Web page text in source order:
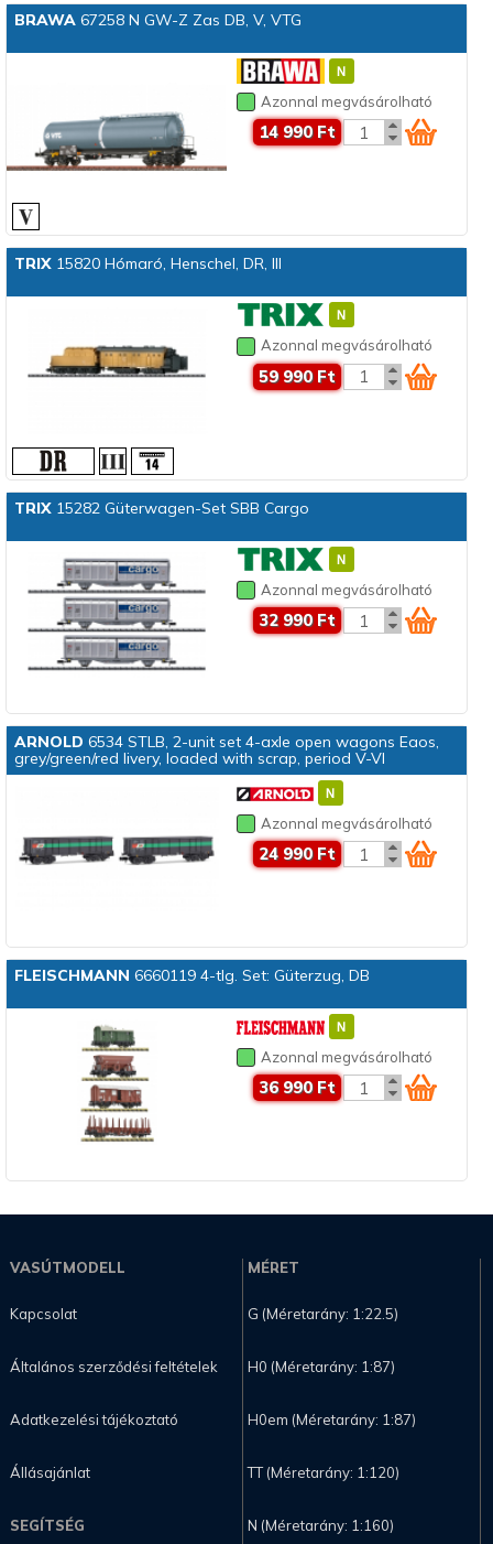
BRAWA67258 N GW-Z Zas DB, V, VTG
Azonnal megvásárolható
14 990 Ft
TRIX15820 Hómaró, Henschel, DR, III
Azonnal megvásárolható
59 990 Ft
TRIX15282 Güterwagen-Set SBB Cargo
Azonnal megvásárolható
32 990 Ft
ARNOLD 6534 STLB, 2-unit set 4-axle open wagons Eaos,
grey/green/red livery, loaded with scrap, period V-VI
Azonnal megvásárolható
24 990 Ft
FLEISCHMANN 6660119 4-tlg. Set: Güterzug, DB
Azonnal megvásárolható
36 990 Ft
VASÚTMODELL
Kapcsolat
Általános szerződési feltételek
Adatkezelési tájékoztató
Állásajánlat
SEGÍTSÉG
MÉRET
G (Méretarány: 1:22.5)
H0 (Méretarány: 1:87)
H0em (Méretarány: 1:87)
TT (Méretarány: 1:120)
N (Méretarány: 1:160)